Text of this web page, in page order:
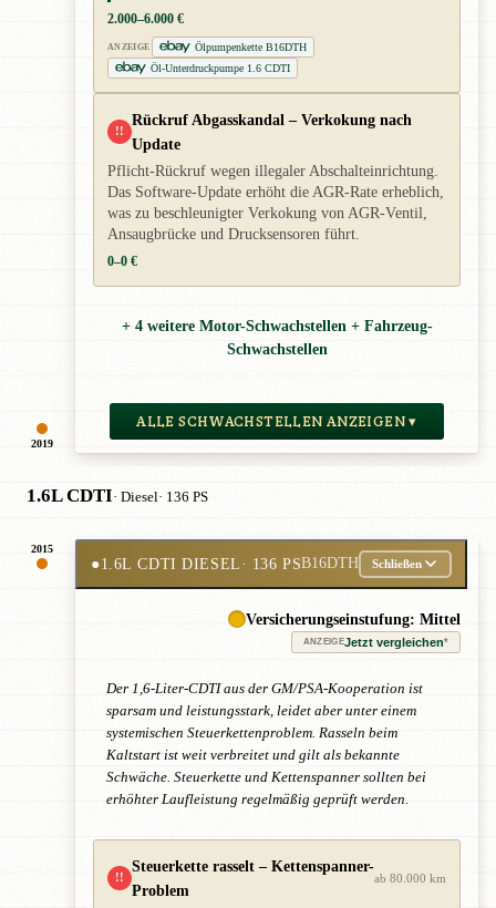
2019
2.000–6.000 €
ANZEIGE
Ölpumpenkette B16DTH
Öl-Unterdruckpumpe 1.6 CDTI
!!
Rückruf Abgasskandal – Verkokung nach
Update
Pflicht-Rückruf wegen illegaler Abschalteinrichtung.
Das Software-Update erhöht die AGR-Rate erheblich,
was zu beschleunigter Verkokung von AGR-Ventil,
Ansaugbrücke und Drucksensoren führt.
0–0 €
+ 4 weitere Motor-Schwachstellen + Fahrzeug-
Schwachstellen
ALLE SCHWACHSTELLEN ANZEIGEN ▾
1.6L CDTI· Diesel· 136 PS
2015
●1.6L CDTI DIESEL· 136 PSB16DTH Schließen
Versicherungseinstufung: Mittel
ANZEIGEJetzt vergleichen*
Der 1,6-Liter-CDTI aus der GM/PSA-Kooperation ist
sparsam und leistungsstark, leidet aber unter einem
systemischen Steuerkettenproblem. Rasseln beim
Kaltstart ist weit verbreitet und gilt als bekannte
Schwäche. Steuerkette und Kettenspanner sollten bei
erhöhter Laufleistung regelmäßig geprüft werden.
!!
Steuerkette rasselt – Kettenspanner-
Problem
ab 80.000 km